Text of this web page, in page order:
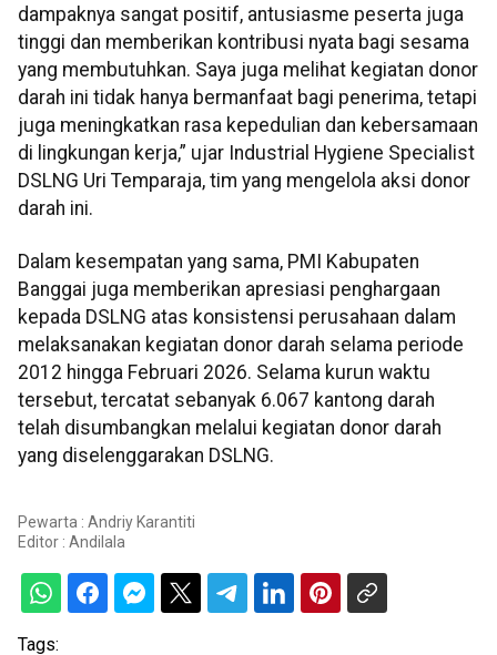
dampaknya sangat positif, antusiasme peserta juga
tinggi dan memberikan kontribusi nyata bagi sesama
yang membutuhkan. Saya juga melihat kegiatan donor
darah ini tidak hanya bermanfaat bagi penerima, tetapi
juga meningkatkan rasa kepedulian dan kebersamaan
di lingkungan kerja,” ujar Industrial Hygiene Specialist
DSLNG Uri Temparaja, tim yang mengelola aksi donor
darah ini.
Dalam kesempatan yang sama, PMI Kabupaten
Banggai juga memberikan apresiasi penghargaan
kepada DSLNG atas konsistensi perusahaan dalam
melaksanakan kegiatan donor darah selama periode
2012 hingga Februari 2026. Selama kurun waktu
tersebut, tercatat sebanyak 6.067 kantong darah
telah disumbangkan melalui kegiatan donor darah
yang diselenggarakan DSLNG.
Pewarta : Andriy Karantiti
Editor : Andilala
Tags: